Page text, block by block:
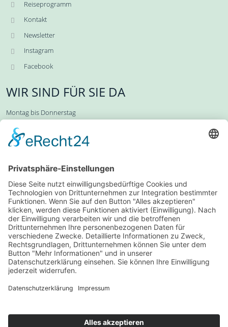
Reiseprogramm
Kontakt
Newsletter
Instagram
Facebook
WIR SIND FÜR SIE DA
Montag bis Donnerstag
10:00 Uhr bis 15:00 Uhr
Freitag
Zentrale:0711-619 25 0
Alle Ansprechpartner*innen
BIBLISCHE REISEN
Lange Straße 51
70174 Stuttgart
0711-619 25 0
Ob Sie eine Reise zu den Ursprüngen des Glaubens suchen, Kultur
erleben oder einfach in guter Gemeinschaft unterwegs sein möchten: Bei
als Mensch.